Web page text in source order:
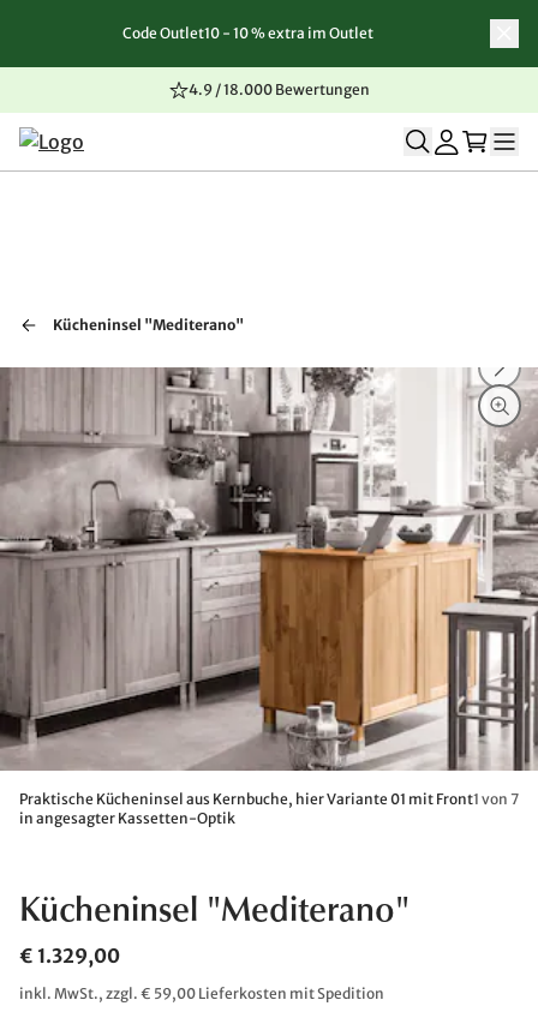
Zum Inhalt springen
Zur Navigation springen
Zum Seitenende springen
Code Outlet10 - 10 % extra im Outlet
4.9 / 18.000 Bewertungen
Kücheninsel "Mediterano"
Praktische Kücheninsel aus Kernbuche, hier Variante 01 mit Front
in angesagter Kassetten-Optik
1 von 7
Kücheninsel "Mediterano"
€ 1.329,00
inkl. MwSt., zzgl. € 59,00 Lieferkosten mit Spedition